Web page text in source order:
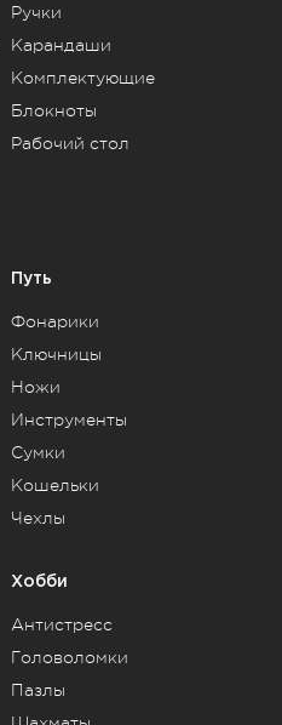
Ручки
Карандаши
Комплектующие
Блокноты
Рабочий стол
Путь
Фонарики
Ключницы
Ножи
Инструменты
Сумки
Кошельки
Чехлы
Хобби
Антистресс
Головоломки
Пазлы